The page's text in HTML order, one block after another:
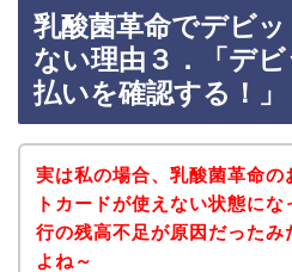
乳酸菌革命でデビ
ない理由３．「デ
払いを確認する！」
実は私の場合、乳酸菌革命の
トカードが使えない状態にな
行の残高不足が原因だったみ
よね～